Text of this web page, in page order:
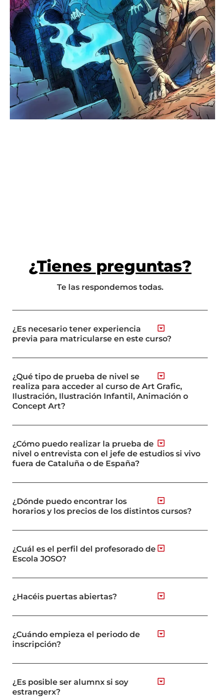
¿Tienes preguntas?
Te las respondemos todas.
¿Es necesario tener experiencia
previa para matricularse en este curso?
¿Qué tipo de prueba de nivel se
realiza para acceder al curso de Art Grafic,
Ilustración, Ilustración Infantil, Animación o
Concept Art?
¿Cómo puedo realizar la prueba de
nivel o entrevista con el jefe de estudios si vivo
fuera de Cataluña o de España?
¿Dónde puedo encontrar los
horarios y los precios de los distintos cursos?
¿Cuál es el perfil del profesorado de
Escola JOSO?
¿Hacéis puertas abiertas?
¿Cuándo empieza el periodo de
inscripción?
¿Es posible ser alumnx si soy
estrangerx?